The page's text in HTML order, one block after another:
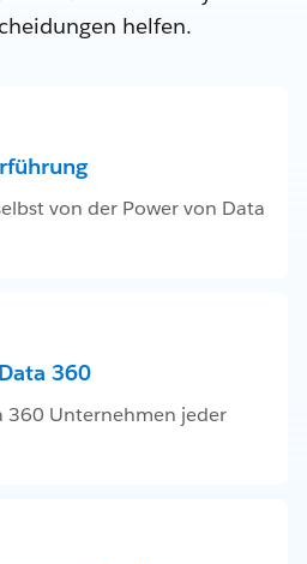
helfen.
von der Power von Data
360
360 Unternehmen jeder